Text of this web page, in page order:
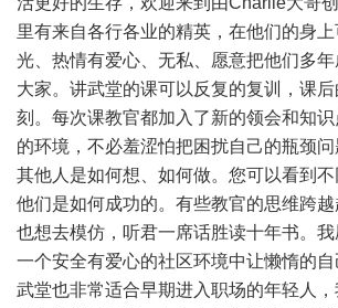
里有来自各行各业的精英，在他们的身
光、热情有爱心、无私、愿意把他们多
大家。讲武堂的课可以反复的复训，课
刻。每次课教官都加入了新的领会和知
的环境，不必羞涩怕把困扰自己的瓶颈
其他人是如何想、如何做。您可以看到不
他们是如何成功的。有些教官的思维跨
也想去模仿，听君一席话胜读十年书。
一个安全有爱心的社区环境中让懒惰的
武堂也非常适合早期进入职场的年轻人